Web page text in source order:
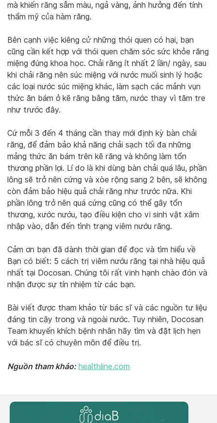
mà khiến răng sẫm màu, ngả vàng, ảnh hưởng đến tính
thẩm mỹ của hàm răng.
Bên cạnh việc kiêng cử những thói quen có hại, bạn
cũng cần kết hợp với thói quen chăm sóc sức khỏe răng
miệng đúng khoa học. Chải răng ít nhất 2 lần/ ngày, sau
khi chải răng nên súc miệng với nước muối sinh lý hoặc
các loại nước súc miệng khác, làm sạch các mảnh vụn
thức ăn bám ở kẽ răng bằng tăm, nước thay vì tăm tre
như trước đây.
Cứ mỗi 3 đến 4 tháng cần thay mới định kỳ bàn chải
răng, để đảm bảo khả năng chải sạch tối đa những
mảng thức ăn bám trên kẽ răng và không làm tổn
thương phần lợi. Lí do là khi dùng bàn chải quá lâu, phần
lông sẽ trở nên cứng và xòe rộng sang 2 bên, sẽ không
còn đảm bảo hiệu quả chải răng như trước nữa. Khi
phần lông trở nên quá cứng cũng có thể gây tổn
thương, xước nướu, tạo điều kiện cho vi sinh vật xâm
nhập vào, dẫn đến tình trạng viêm nướu răng.
Cảm ơn bạn đã dành thời gian để đọc và tìm hiểu về
Bạn có biết: 5 cách trị viêm nướu răng tại nhà hiệu quả
nhất tại Docosan. Chúng tôi rất vinh hạnh chào đón và
nhận được sự tín nhiệm từ các bạn.
Bài viết được tham khảo từ bác sĩ và các nguồn tư liệu
đáng tin cậy trong và ngoài nước. Tuy nhiên, Docosan
Team khuyến khích bệnh nhân hãy tìm và đặt lịch hẹn
với bác sĩ có chuyên môn để điều trị.
Nguồn tham khảo: healthline.com